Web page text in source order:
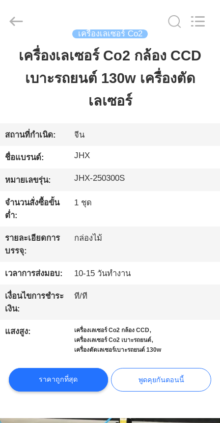
บ้าน
เกี่ยว
กับ
เรา
ทัวร์
โรงงาน
การ
ควบคุม
เรา
ข่าว
Photoelectric
Co.,Ltd.
เครื่องเลเซอร์ Co2
เครื่องเลเซอร์ Co2 กล้อง CCD
เบาะรถยนต์ 130w เครื่องตัด
เลเซอร์
สถานที่กำเนิด: จีน
ชื่อแบรนด์: JHX
หมายเลขรุ่น: JHX-250300S
จำนวนสั่งซื้อขั้น
ต่ำ:
1 ชุด
รายละเอียดการ
บรรจุ:
กล่องไม้
เวลาการส่งมอบ: 10-15 วันทำงาน
เงื่อนไขการชำระ
เงิน:
ที/ที
แสงสูง: เครื่องเลเซอร์ Co2 กล้อง CCD,
เครื่องเลเซอร์ Co2 เบาะรถยนต์,
เครื่องตัดเลเซอร์เบาะรถยนต์ 130w
ราคาถูกที่สุด พูดคุยกันตอนนี้